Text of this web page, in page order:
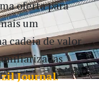
oferta para
um
cadeia de valor
Journal.